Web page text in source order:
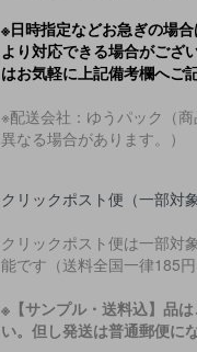
※日時指定などお急ぎの場
より対応できる場合がござ
はお気軽に上記備考欄へご
※配送会社：ゆうパック（
異なる場合があります。）
クリックポスト便（一部対
クリックポスト便は一部対
能です（送料全国一律185円
※【サンプル・送料込】品
い。但し発送は普通郵便に